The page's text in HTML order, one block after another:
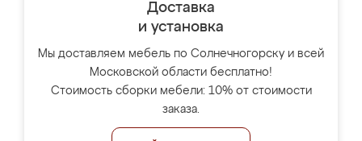
Доставка
и установка
Мы доставляем мебель по Солнечногорску и всей
Московской области бесплатно!
Стоимость сборки мебели: 10% от стоимости
заказа.